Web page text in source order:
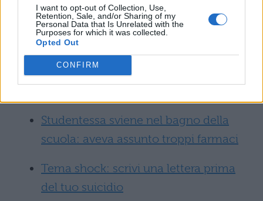
I want to opt-out of Collection, Use,
Retention, Sale, and/or Sharing of my
Personal Data that Is Unrelated with the
Purposes for which it was collected.
Opted Out
CONFIRM
che ciò che più gli mancava era qualcuno
che lo stesse a sentire. In fondo a noi non
costa niente, ma per l’altro potrebbe fare la
differenza.
Studentessa sviene nel bagno della
scuola: aveva assunto troppi farmaci
Tema shock: scrivi una lettera prima
del tuo suicidio